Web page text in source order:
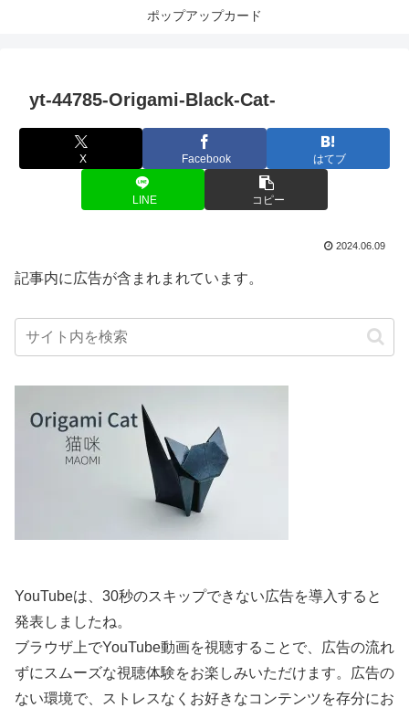
ポップアップカード
yt-44785-Origami-Black-Cat-
X Facebook はてブ
LINE コピー
2024.06.09
記事内に広告が含まれまれています。
YouTubeは、30秒のスキップできない広告を導入すると
発表しましたね。
ブラウザ上でYouTube動画を視聴することで、広告の流れ
ずにスムーズな視聴体験をお楽しみいただけます。広告の
ない環境で、ストレスなくお好きなコンテンツを存分にお